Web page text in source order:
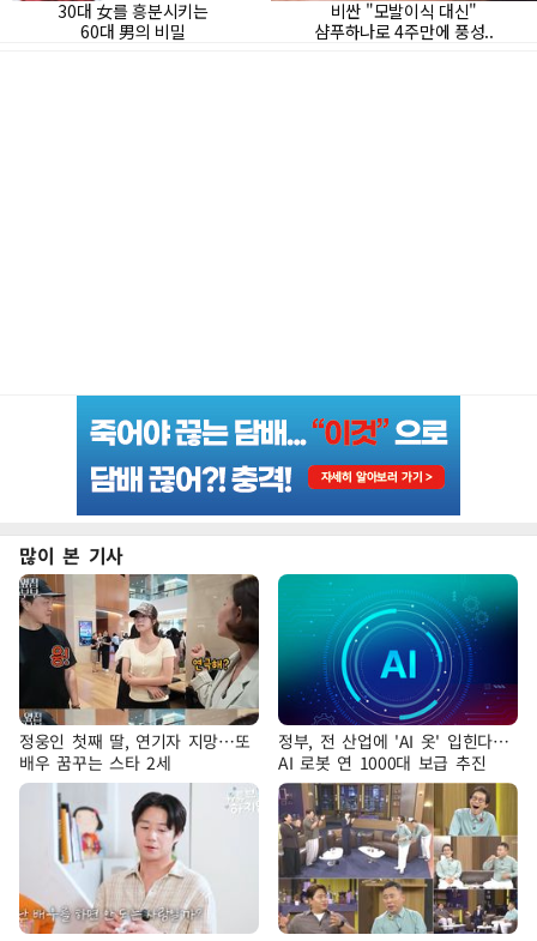
많이 본 기사
정웅인 첫째 딸, 연기자 지망…또
배우 꿈꾸는 스타 2세
정부, 전 산업에 'AI 옷' 입힌다…
AI 로봇 연 1000대 보급 추진